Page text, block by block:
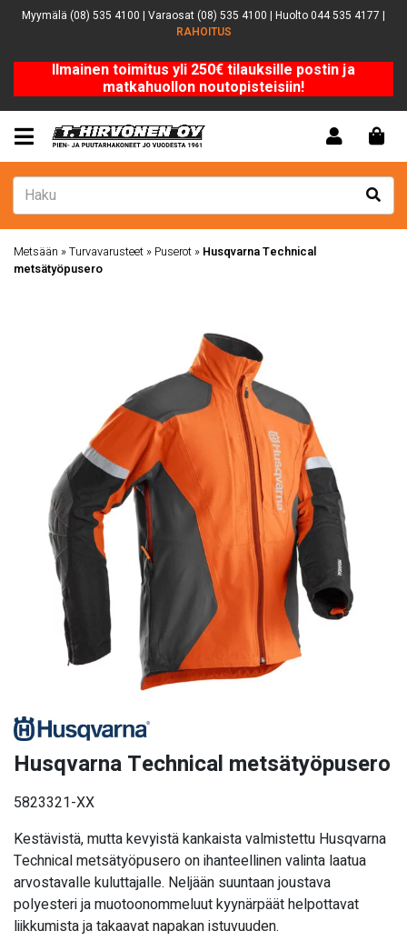
Myymälä (08) 535 4100 | Varaosat (08) 535 4100 | Huolto 044 535 4177 |
RAHOITUS
Ilmainen toimitus yli 250€ tilauksille postin ja
matkahuollon noutopisteisiin!
Metsään »Turvavarusteet » Puserot » Husqvarna Technical
metsätyöpusero
Husqvarna Technical metsätyöpusero
5823321-XX
Kestävistä, mutta kevyistä kankaista valmistettu Husqvarna
Technical metsätyöpusero on ihanteellinen valinta laatua
arvostavalle kuluttajalle. Neljään suuntaan joustava
polyesteri ja muotoonommeluut kyynärpäät helpottavat
liikkumista ja takaavat napakan istuvuuden.